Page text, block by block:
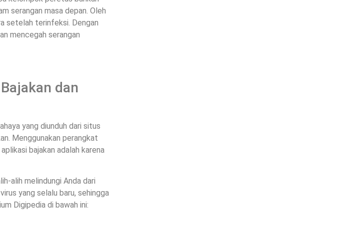
serangan masa depan. Oleh
setelah terinfeksi. Dengan
mencegah serangan
dan
yang diunduh dari situs
Menggunakan perangkat
bajakan adalah karena
alih melindungi Anda dari
yang selalu baru, sehingga
Digipedia di bawah ini: